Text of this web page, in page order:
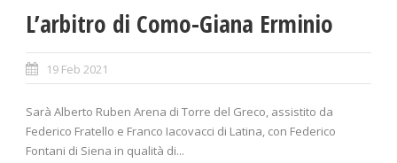
L’arbitro di Como-Giana Erminio
19 Feb 2021
Sarà Alberto Ruben Arena di Torre del Greco, assistito da
Federico Fratello e Franco Iacovacci di Latina, con Federico
Fontani di Siena in qualità di...